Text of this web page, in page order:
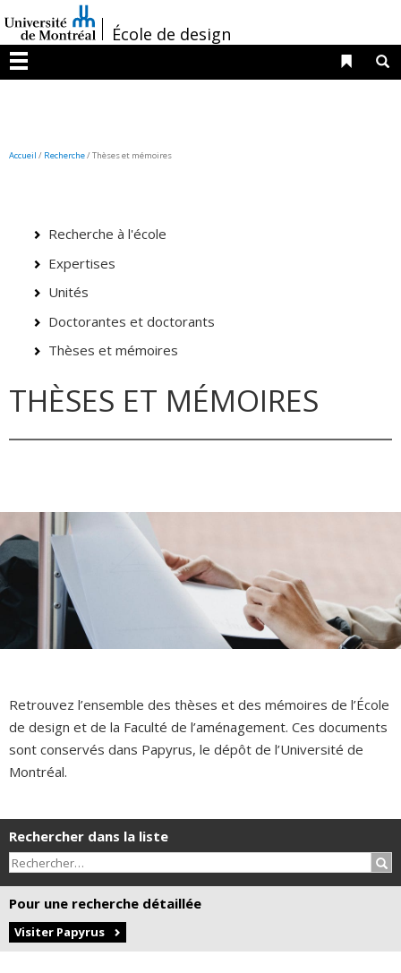
au
contenu
/École de design
Menu
Liens
Accueil / Recherche/Thèses et mémoires
Recherche à l'école
Expertises
Unités
Doctorantes et doctorants
Thèses et mémoires
THÈSES ET MÉMOIRES
Retrouvez l’ensemble des thèses et des mémoires de l’École
de design et de la Faculté de l’aménagement. Ces documents
sont conservés dans Papyrus, le dépôt de l’Université de
Montréal.
Rechercher dans la liste
Pour une recherche détaillée
Visiter Papyrus